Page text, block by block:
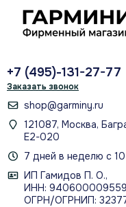
+7 (495)-131-27-77
Заказать звонок
shop@garminy.ru
121087, Москва,
Е2-020
7 дней в неделю с
ИП Гамидов П. О.,
ИНН:
ОГРН/ОГРНИП: